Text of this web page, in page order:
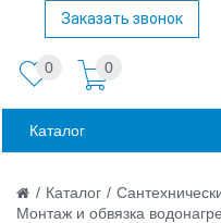
Заказать звонок
0 0
Каталог
/ Каталог /
Монтаж и обвязка